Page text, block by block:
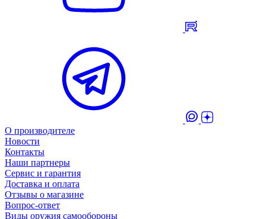
О производителе
Новости
Контакты
Наши партнеры
Сервис и гарантия
Доставка и оплата
Отзывы о магазине
Вопрос-ответ
Виды оружия самообороны